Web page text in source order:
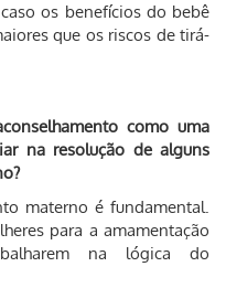
os benefícios do bebê
que os riscos de tirá-
como uma
na resolução de alguns
materno é fundamental.
para a amamentação
na lógica do